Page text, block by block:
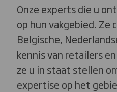
Onze experts die u
op hun vakgebied. Ze
Belgische,
kennis van retailers
ze u in staat stellen
expertise op het